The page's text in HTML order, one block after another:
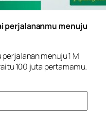
perjalananmu menuju
menuju 1 M
100 juta pertamamu.